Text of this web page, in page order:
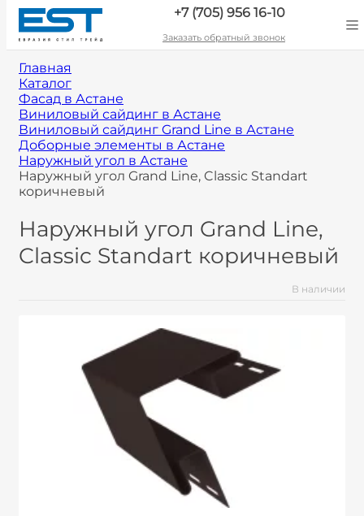
+7 (705) 956 16-10
Заказать обратный звонок
Главная
Каталог
Фасад в Астане
Виниловый сайдинг в Астане
Виниловый сайдинг Grand Line в Астане
Доборные элементы в Астане
Наружный угол в Астане
Наружный угол Grand Line, Classic Standart
коричневый
Наружный угол Grand Line,
Classic Standart коричневый
В наличии